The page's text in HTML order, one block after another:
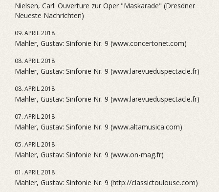
Nielsen, Carl: Ouverture zur Oper "Maskarade" (Dresdner
Neueste Nachrichten)
09. APRIL 2018
Mahler, Gustav: Sinfonie Nr. 9 (www.concertonet.com)
08. APRIL 2018
Mahler, Gustav: Sinfonie Nr. 9 (www.larevueduspectacle.fr)
08. APRIL 2018
Mahler, Gustav: Sinfonie Nr. 9 (www.larevueduspectacle.fr)
07. APRIL 2018
Mahler, Gustav: Sinfonie Nr. 9 (www.altamusica.com)
05. APRIL 2018
Mahler, Gustav: Sinfonie Nr. 9 (www.on-mag.fr)
01. APRIL 2018
Mahler, Gustav: Sinfonie Nr. 9 (http://classictoulouse.com)